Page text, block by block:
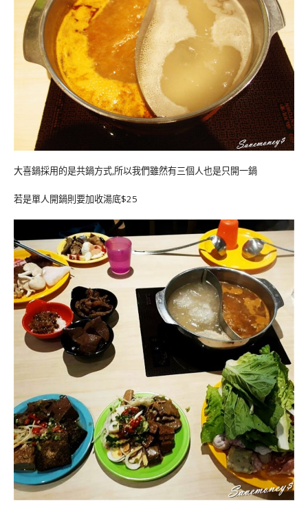
大喜鍋採用的是共鍋方式,所以我們雖然有三個人也是只開一鍋
若是單人開鍋則要加收湯底$25